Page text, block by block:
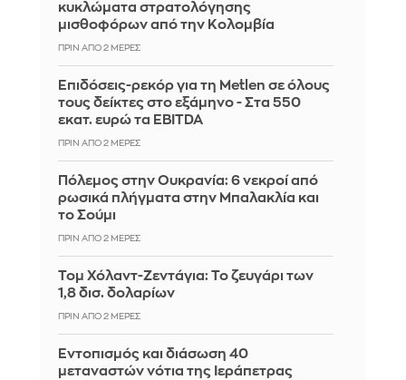
κυκλώματα στρατολόγησης
μισθοφόρων από την Κολομβία
ΠΡΙΝ ΑΠΌ 2 ΜΈΡΕΣ
Επιδόσεις-ρεκόρ για τη Metlen σε όλους
τους δείκτες στο εξάμηνο - Στα 550
εκατ. ευρώ τα EBITDA
ΠΡΙΝ ΑΠΌ 2 ΜΈΡΕΣ
Πόλεμος στην Ουκρανία: 6 νεκροί από
ρωσικά πλήγματα στην Μπαλακλία και
το Σούμι
ΠΡΙΝ ΑΠΌ 2 ΜΈΡΕΣ
Τομ Χόλαντ-Ζεντάγια: Το ζευγάρι των
1,8 δισ. δολαρίων
ΠΡΙΝ ΑΠΌ 2 ΜΈΡΕΣ
Εντοπισμός και διάσωση 40
μεταναστών νότια της Ιεράπετρας